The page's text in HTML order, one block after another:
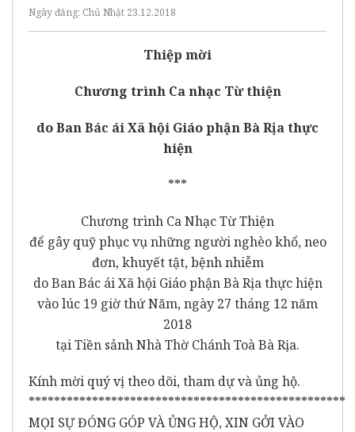
Ngày đăng: Chủ Nhật 23.12.2018
Thiệp mời
Chương trình Ca nhạc Từ thiện
do Ban Bác ái Xã hội Giáo phận Bà Rịa thực
hiện
***
Chương trình Ca Nhạc Từ Thiện
để gây quỹ phục vụ những người nghèo khổ, neo
đơn, khuyết tật, bệnh nhiễm
do Ban Bác ái Xã hội Giáo phận Bà Rịa thực hiện
vào lúc 19 giờ thứ Năm, ngày 27 tháng 12 năm
2018
tại Tiền sảnh Nhà Thờ Chánh Toà Bà Rịa.
Kính mời quý vị theo dõi, tham dự và ủng hộ.
**************************************************
MỌI SỰ ĐÓNG GÓP VÀ ỦNG HỘ, XIN GỞI VÀO